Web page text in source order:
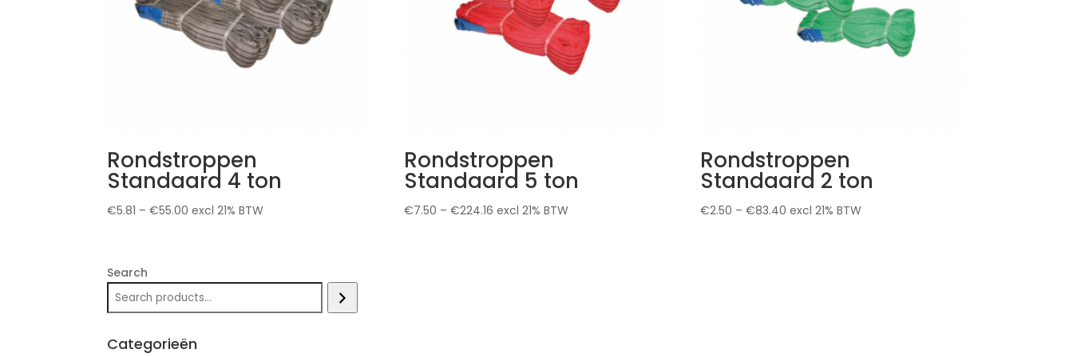
Rondstroppen
Standaard 4 ton
€5.81 –€55.00 excl 21% BTW
Rondstroppen
Standaard 5 ton
€7.50 – €224.16 excl 21% BTW
Rondstroppen
Standaard 2 ton
€2.50 –€83.40 excl 21% BTW
Search
Categorieën